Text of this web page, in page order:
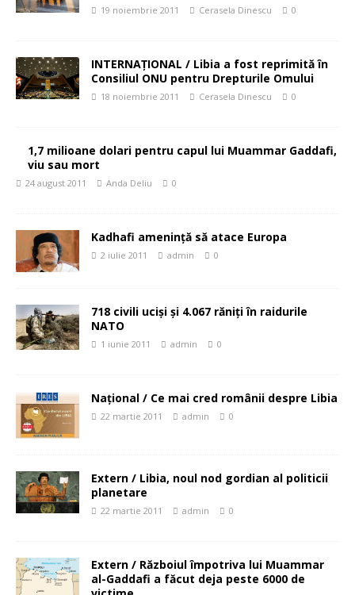
19 noiembrie 2011 Cerasela Dinescu 0
INTERNAŢIONAL / Libia a fost reprimită în
Consiliul ONU pentru Drepturile Omului
18 noiembrie 2011 Cerasela Dinescu 0
1,7 milioane dolari pentru capul lui Muammar Gaddafi,
viu sau mort
24 august 2011 Anda Deliu 0
Kadhafi ameninţă să atace Europa
2 iulie 2011 admin 0
718 civili ucişi şi 4.067 răniţi în raidurile
NATO
1 iunie 2011 admin 0
Naţional / Ce mai cred românii despre Libia
22 martie 2011 admin 0
Extern / Libia, noul nod gordian al politicii
planetare
22 martie 2011 admin 0
Extern / Războiul împotriva lui Muammar
al-Gaddafi a făcut deja peste 6000 de